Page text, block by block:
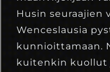
Husin seuraajien
Wenceslausia
kunnioittamaan.
kuitenkin kuollut